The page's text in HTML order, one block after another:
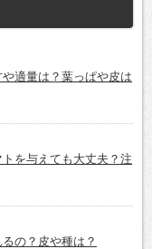
適量は？葉っぱや皮は
を与えても大丈夫？注
の？皮や種は？